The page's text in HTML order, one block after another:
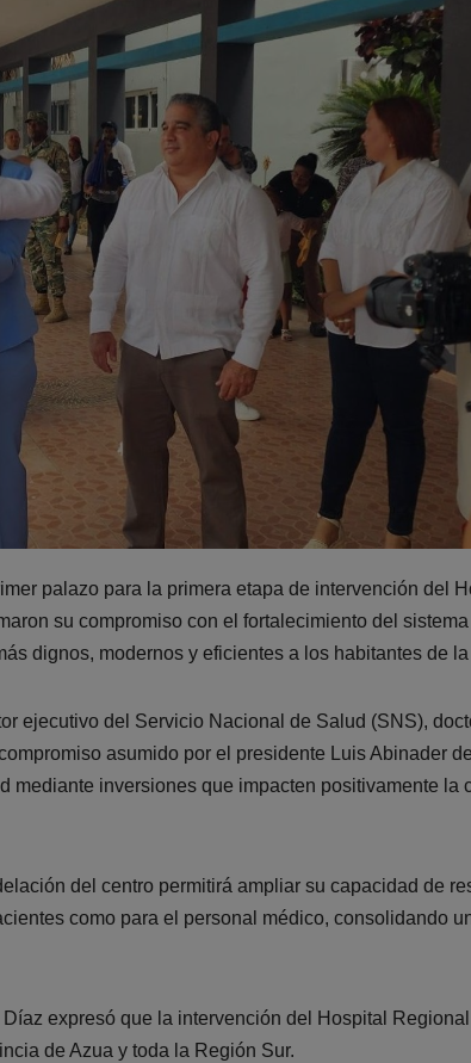
palazo para la primera etapa de intervención del
su compromiso con el fortalecimiento del
dignos, modernos y eficientes a los habitantes de
ejecutivo del Servicio Nacional de Salud (SNS),
asumido por el presidente Luis Abinader
mediante inversiones que impacten positivamente la
del centro permitirá ampliar su capacidad de
como para el personal médico, consolidando
expresó que la intervención del Hospital
de Azua y toda la Región Sur.